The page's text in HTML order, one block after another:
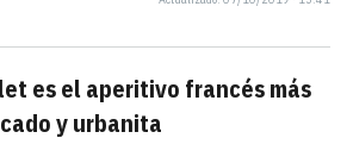
es el aperitivo francés más
y urbanita